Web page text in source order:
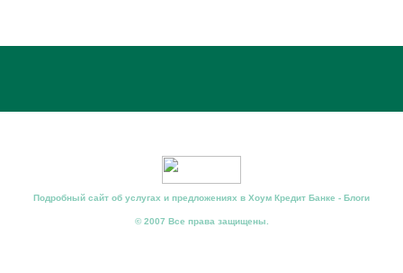
Подробный сайт об услугах и предложениях в Хоум Кредит Банке - Блоги
© 2007 Все права защищены.